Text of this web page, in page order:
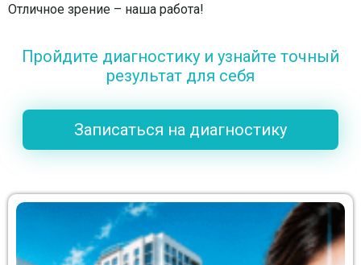
Отличное зрение – наша работа!
Пройдите диагностику и узнайте точный
результат для себя
Записаться на диагностику